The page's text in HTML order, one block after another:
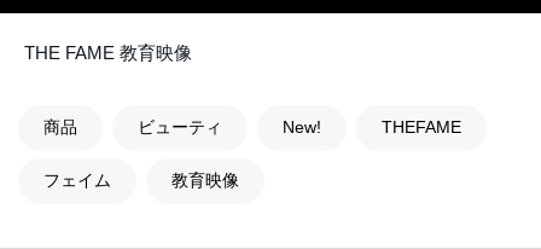
THE FAME 教育映像
商品 ビューティ New! THEFAME
フェイム 教育映像